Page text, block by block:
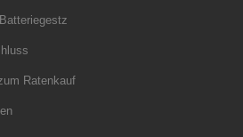
Ratenkauf